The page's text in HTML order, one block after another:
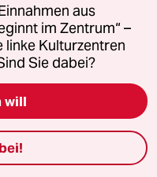
aus
im Zentrum“ –
Kulturzentren
Sie dabei?
will